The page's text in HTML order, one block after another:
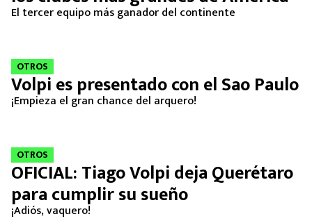
El tercer equipo más ganador del continente
OTROS
Volpi es presentado con el Sao Paulo
¡Empieza el gran chance del arquero!
OTROS
OFICIAL: Tiago Volpi deja Querétaro
para cumplir su sueño
¡Adiós, vaquero!